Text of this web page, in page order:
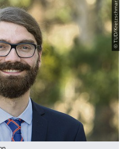
© TUD/Kretzschmar